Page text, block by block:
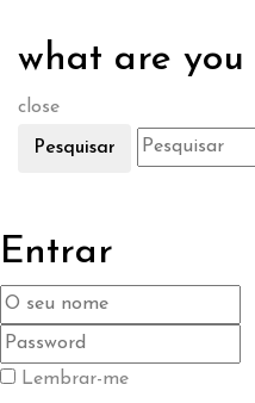
what are
close
Pesquisar
Entrar
Lembrar-me